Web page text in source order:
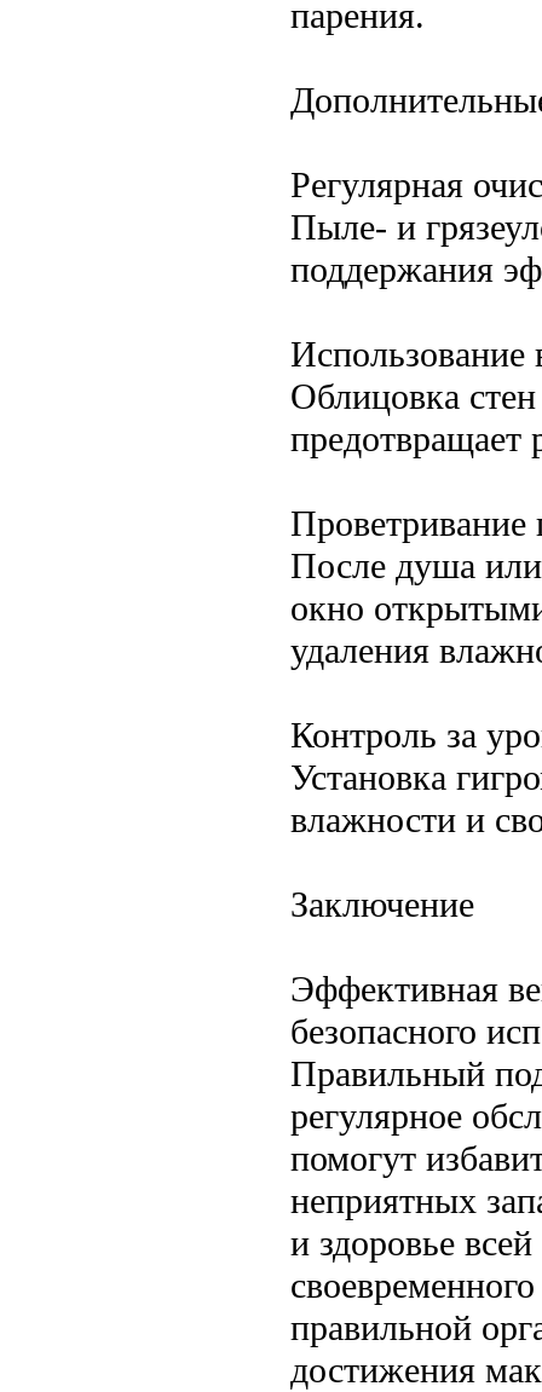
парения.
Регулярная
Пыле- и
поддержания
Использование
Облицовка
предотвращает
Проветривание
После душа или
окно
удаления
Контроль за
Установка
влажности и
Заключение
Эффективная
безопасного
Правильный
регулярное
помогут
неприятных
и здоровье
правильной
достижения